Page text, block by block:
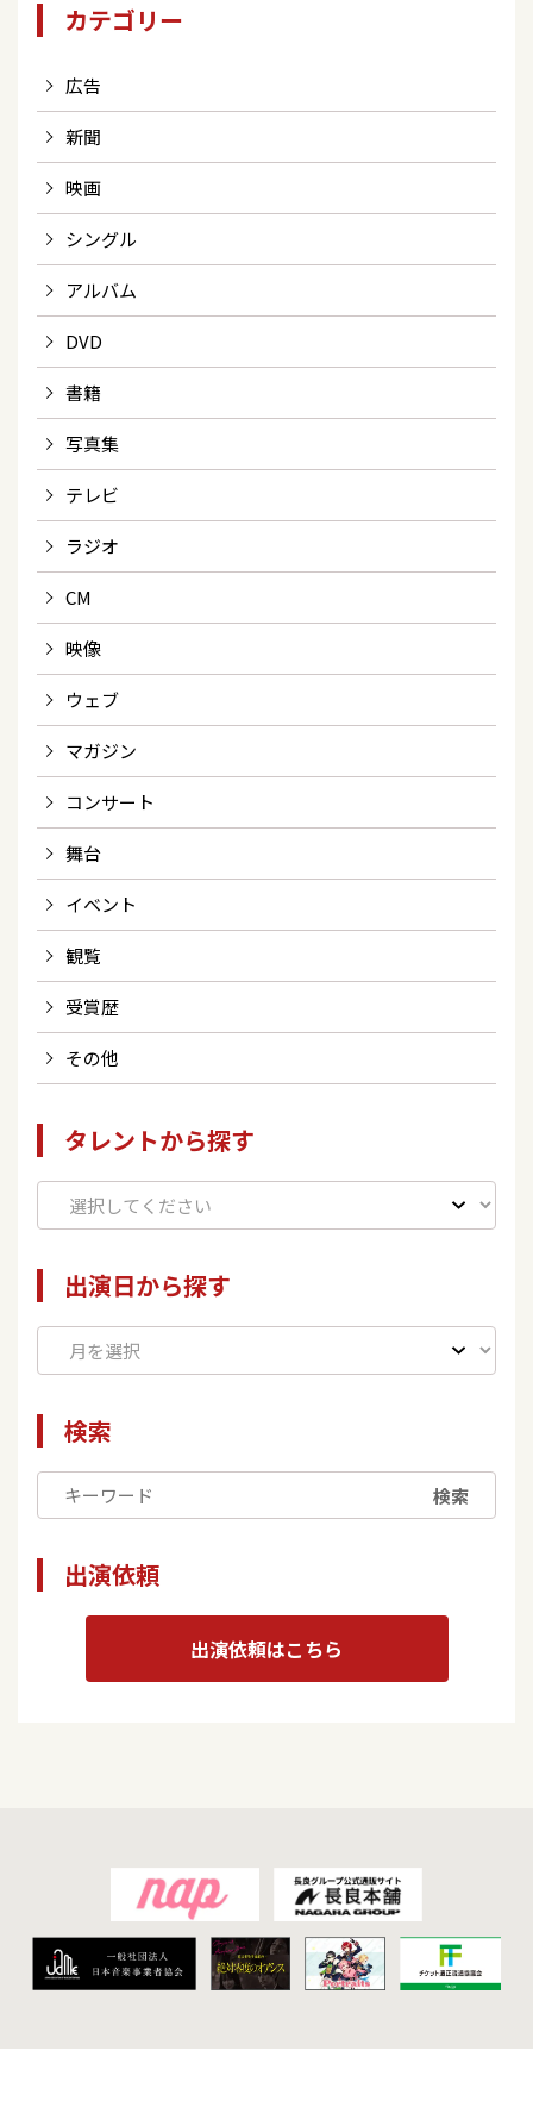
カテゴリー
広告
新聞
映画
シングル
アルバム
DVD
書籍
写真集
テレビ
ラジオ
CM
映像
ウェブ
マガジン
コンサート
舞台
イベント
観覧
受賞歴
その他
タレントから探す
出演日から探す
検索
検索
出演依頼
出演依頼はこちら